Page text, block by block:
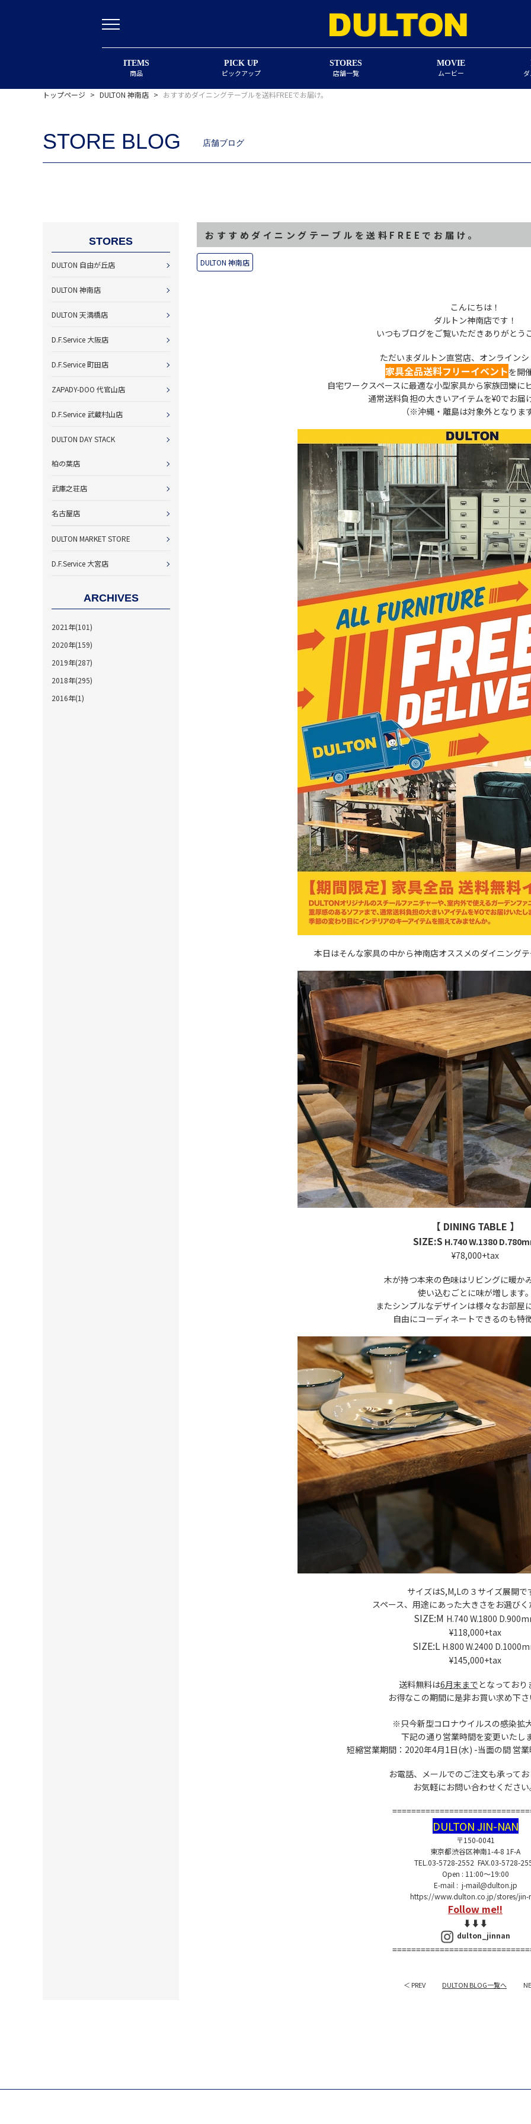
ITEMS
商品
PICK UP
ピックアップ
STORES
店舗一覧
MOVIE
ムービー
トップページ > DULTON 神南店 > おすすめダイニングテーブルを送料FREEでお届け。
STORE BLOG 店舗ブログ
STORES
DULTON 自由が丘店
DULTON 神南店
DULTON 天満橋店
D.F.Service 大阪店
D.F.Service 町田店
ZAPADY-DOO 代官山店
D.F.Service 武蔵村山店
DULTON DAY STACK
柏の葉店
武庫之荘店
名古屋店
DULTON MARKET STORE
D.F.Service 大宮店
ARCHIVES
2021年(101)
2020年(159)
2019年(287)
2018年(295)
2016年(1)
おすすめダイニングテーブルを送料FREEでお届け。
DULTON 神南店
こんにちは！
ダルトン神南店です！
いつもブログをご覧いただきありがとう
ただいまダルトン直営店、オンライン
家具全品送料フリーイベントを開
自宅ワークスペースに最適な小型家具から家族団欒に
通常送料負担の大きいアイテムを¥0でお届
（※沖縄・離島は対象外となりま
本日はそんな家具の中から神南店オススメのダイニング
【 DINING TABLE 】
SIZE:S H.740 W.1380
¥78,000+tax
木が持つ本来の色味はリビングに暖か
使い込むごとに味が増します
またシンプルなデザインは様々なお部屋
自由にコーディネートできるのも特
サイズはS,M,Lの３サイズ展開で
スペース、用途にあった大きさをお選び
SIZE:M H.740 W.1800
¥118,000+tax
SIZE:L H.800 W.2400
¥145,000+tax
送料無料は6月末までとなっており
お得なこの期間に是非お買い求め下
※只今新型コロナウイルスの感染拡
下記の通り営業時間を変更いたし
短縮営業期間：2020年4月1日(水) -当面の間 営
お電話、メールでのご注文も承って
お気軽にお問い合わせくださ
DULTON JIN-NAN
〒150-0041
東京都渋谷区神南1-4-8 1F-A
TEL.03-5728-2552 FAX.03-5728-
Open : 11:00～19:00
E-mail : j-mail@dulton.jp
https://www.dulton.co.jp/stores/jin-
Follow me!!
⬇︎⬇︎⬇︎
dulton_jinnan
＜ PREV DULTON BLOG一覧へ